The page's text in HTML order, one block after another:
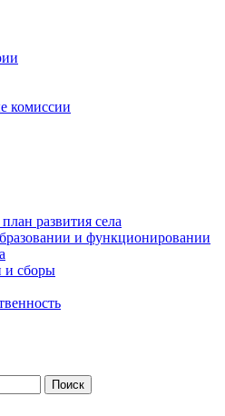
комиссии
развития села
и функционировании
и сборы